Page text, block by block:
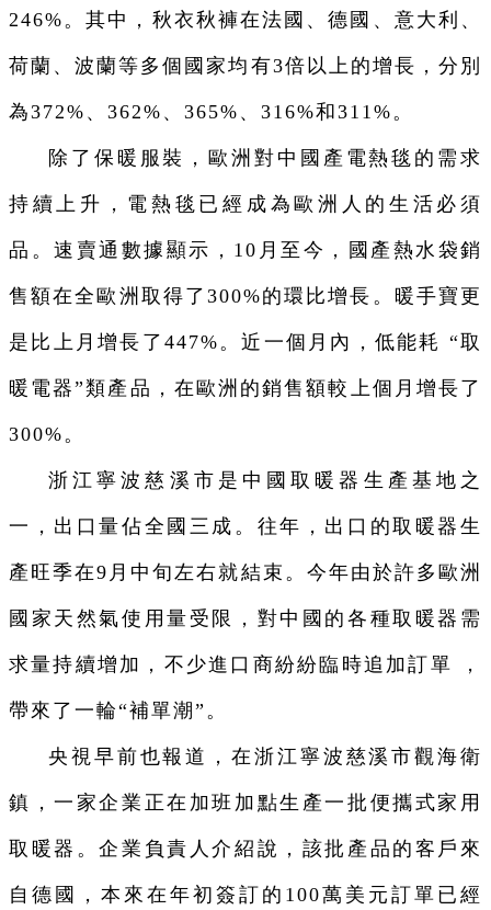
246%。其中，秋衣秋褲在法國、德國、意大利、
荷蘭、波蘭等多個國家均有3倍以上的增長，分別
為372%、362%、365%、316%和311%。
除了保暖服裝，歐洲對中國產電熱毯的需求
持續上升，電熱毯已經成為歐洲人的生活必須
品。速賣通數據顯示，10月至今，國產熱水袋銷
售額在全歐洲取得了300%的環比增長。暖手寶更
是比上月增長了447%。近一個月內，低能耗 “取
暖電器”類產品，在歐洲的銷售額較上個月增長了
300%。
浙江寧波慈溪市是中國取暖器生產基地之
一，出口量佔全國三成。往年，出口的取暖器生
產旺季在9月中旬左右就結束。今年由於許多歐洲
國家天然氣使用量受限，對中國的各種取暖器需
求量持續增加，不少進口商紛紛臨時追加訂單 ，
帶來了一輪“補單潮”。
央視早前也報道，在浙江寧波慈溪市觀海衛
鎮，一家企業正在加班加點生產一批便攜式家用
取暖器。企業負責人介紹說，該批產品的客戶來
自德國，本來在年初簽訂的100萬美元訂單已經